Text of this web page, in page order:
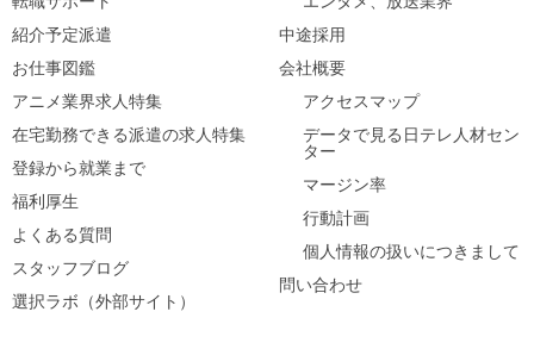
紹介予定派遣
お仕事図鑑
アニメ業界求人特集
在宅勤務できる派遣の求人特集
登録から就業まで
福利厚生
よくある質問
スタッフブログ
選択ラボ（外部サイト）
中途採用
会社概要
アクセスマップ
データで見る日テレ人材セン
ター
マージン率
行動計画
個人情報の扱いにつきまして
問い合わせ